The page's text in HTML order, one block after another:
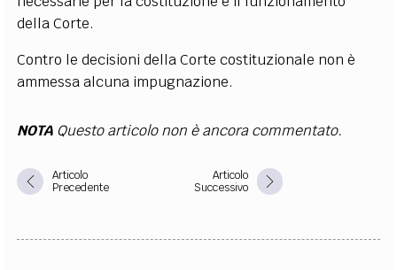
della Corte.
Contro le decisioni della Corte costituzionale non è
ammessa alcuna impugnazione.
NOTA Questo articolo non è ancora commentato.
Articolo
Precedente
Articolo
Successivo